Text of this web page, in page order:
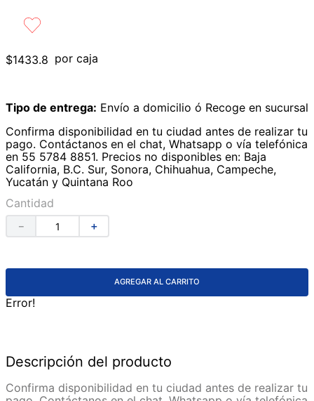
$1433.8 por caja
Tipo de entrega: Envío a domicilio ó Recoge en sucursal
Confirma disponibilidad en tu ciudad antes de realizar tu
pago. Contáctanos en el chat, Whatsapp o vía telefónica
en 55 5784 8851. Precios no disponibles en: Baja
California, B.C. Sur, Sonora, Chihuahua, Campeche,
Yucatán y Quintana Roo
Cantidad
＋
－
AGREGAR AL CARRITO
Error!
Descripción del producto
Confirma disponibilidad en tu ciudad antes de realizar tu
10. azulejos